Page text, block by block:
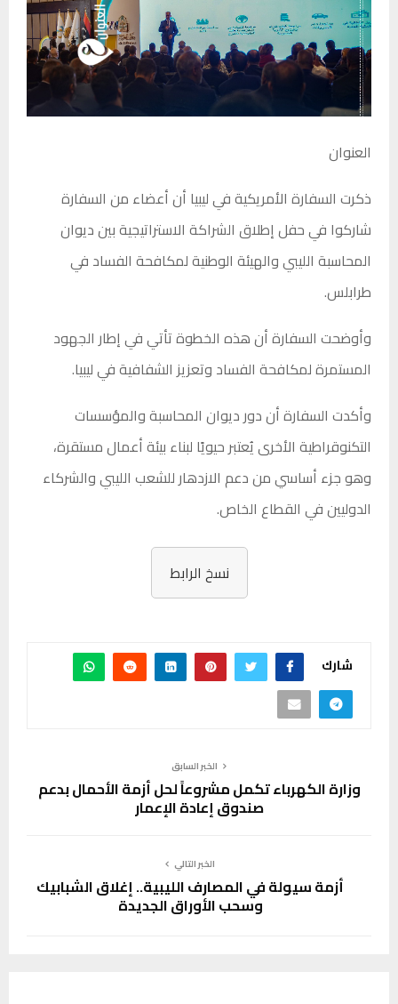
العنوان
ذكرت السفارة الأمريكية في ليبيا أن أعضاء من السفارة
شاركوا في حفل إطلاق الشراكة الاستراتيجية بين ديوان
المحاسبة الليبي والهيئة الوطنية لمكافحة الفساد في
طرابلس.
وأوضحت السفارة أن هذه الخطوة تأتي في إطار الجهود
المستمرة لمكافحة الفساد وتعزيز الشفافية في ليبيا.
وأكدت السفارة أن دور ديوان المحاسبة والمؤسسات
التكنوقراطية الأخرى يُعتبر حيويًا لبناء بيئة أعمال مستقرة،
وهو جزء أساسي من دعم الازدهار للشعب الليبي والشركاء
الدوليين في القطاع الخاص.
نسخ الرابط
شارك
الخبر السابق
وزارة الكهرباء تكمل مشروعاً لحل أزمة الأحمال بدعم
صندوق إعادة الإعمار
الخبر التالي
أزمة سيولة في المصارف الليبية.. إغلاق الشبابيك
وسحب الأوراق الجديدة